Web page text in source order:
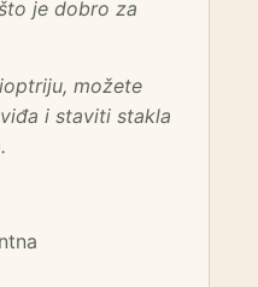
je dobro za
možete
i staviti stakla